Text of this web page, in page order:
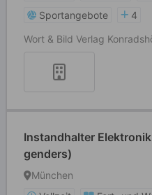
Sportangebote
4
Wort & Bild Verlag
Instandhalter
genders)
München